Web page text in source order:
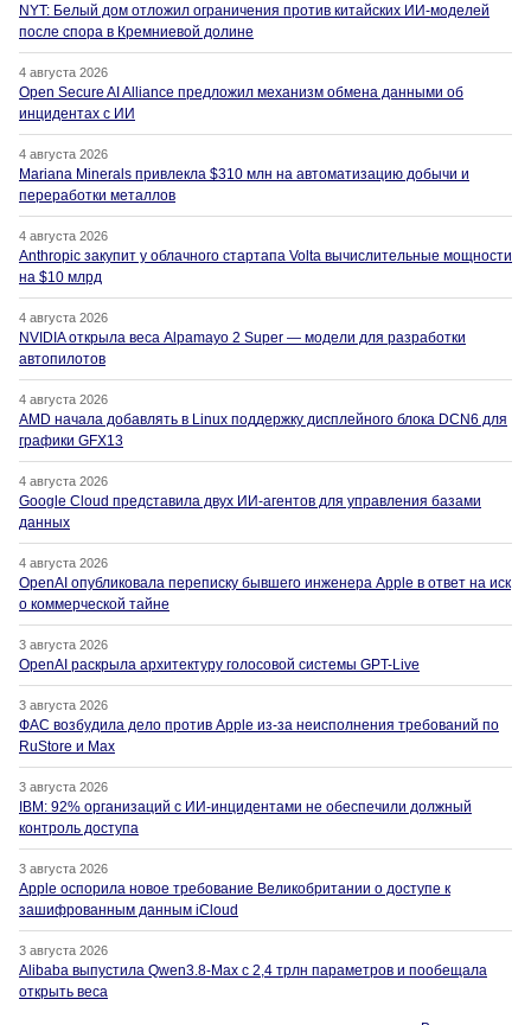
NYT: Белый дом отложил ограничения против китайских ИИ-моделей
после спора в Кремниевой долине
4 августа 2026
Open Secure AI Alliance предложил механизм обмена данными об
инцидентах с ИИ
4 августа 2026
Mariana Minerals привлекла $310 млн на автоматизацию добычи и
переработки металлов
4 августа 2026
Anthropic закупит у облачного стартапа Volta вычислительные мощности
на $10 млрд
4 августа 2026
NVIDIA открыла веса Alpamayo 2 Super — модели для разработки
автопилотов
4 августа 2026
AMD начала добавлять в Linux поддержку дисплейного блока DCN6 для
графики GFX13
4 августа 2026
Google Cloud представила двух ИИ-агентов для управления базами
данных
4 августа 2026
OpenAI опубликовала переписку бывшего инженера Apple в ответ на иск
о коммерческой тайне
3 августа 2026
OpenAI раскрыла архитектуру голосовой системы GPT-Live
3 августа 2026
ФАС возбудила дело против Apple из-за неисполнения требований по
RuStore и Max
3 августа 2026
IBM: 92% организаций с ИИ-инцидентами не обеспечили должный
контроль доступа
3 августа 2026
Apple оспорила новое требование Великобритании о доступе к
зашифрованным данным iCloud
3 августа 2026
Alibaba выпустила Qwen3.8-Max с 2,4 трлн параметров и пообещала
открыть веса